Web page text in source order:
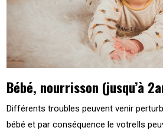
Bébé, nourrisson (jusqu’à
Différents troubles peuvent venir
bébé et par conséquence le votreIls